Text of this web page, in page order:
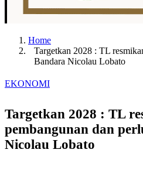
Home
Targetkan 2028 : TL
Bandara Nicolau Lobato
EKONOMI
Targetkan 2028 : TL
pembangunan dan
Nicolau Lobato